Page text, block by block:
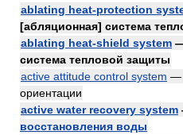
ablating heat-protection
[абляционная] система
ablating heat-shield system
система тепловой защиты
active attitude control system —
ориентации
active water recovery system
восстановления воды